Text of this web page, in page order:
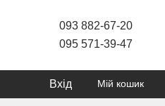
093 882-67-20
095 571-39-47
Вхід Мій кошик